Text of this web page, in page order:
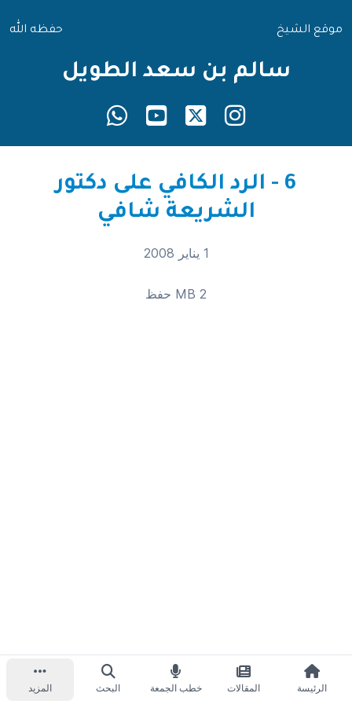
موقع الشيخ حفظه الله
سالم بن سعد الطويل
6 - الرد الكافي على دكتور
الشريعة شافي
1 يناير 2008
2 MB حفظ
الرئيسة المقالات خطب الجمعة البحث المزيد